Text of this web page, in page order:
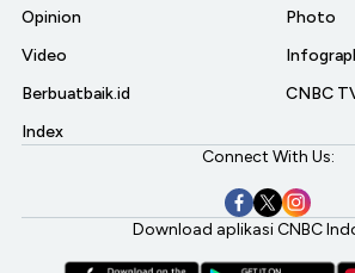
Opinion
Video
Berbuatbaik.id
Index
Photo
CNBC
Connect With Us:
Download aplikasi CNBC